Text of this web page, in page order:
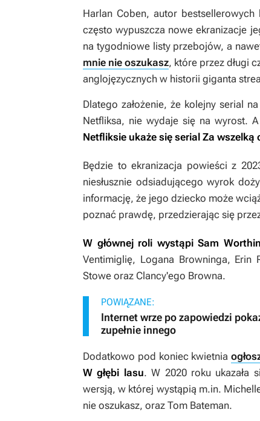
Harlan Coben, autor bestsellerowych
często wypuszcza nowe ekranizacje
na tygodniowe listy przebojów, a
mnie nie oszukasz, które przez długi
anglojęzycznych w historii giganta
Dlatego założenie, że kolejny serial
Netfliksa, nie wydaje się na wyrost.
Netfliksie ukaże się serial Za wszelką
Będzie to ekranizacja powieści z
niesłusznie odsiadującego wyrok
informację, że jego dziecko może
poznać prawdę, przedzierając się
W głównej roli wystąpi Sam
Ventimiglię, Logana Browninga, Erin
Stowe oraz Clancy'ego Browna.
POWIĄZANE:
Internet wrze po zapowiedzi
zupełnie innego
Dodatkowo pod koniec kwietnia
W głębi lasu. W 2020 roku ukazała
wersją, w której wystąpią m.in.
nie oszukasz, oraz Tom Bateman.